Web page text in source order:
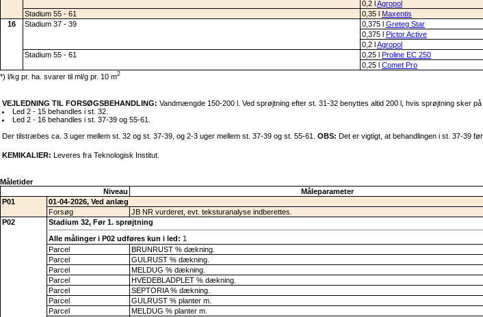
0,2 lAgropol
Stadium 55 - 61
0,35 l Maxentis
16
Stadium 37 - 39 0,375 l Greteg Star
0,375 l Pictor Active
0,2 lAgropol
Stadium 55 - 61
0,25 l Proline EC 250
0,25 l Comet Pro
*) l/kg pr. ha. svarer til ml/g pr. 10 m2
VEJLEDNING TIL FORSØGSBEHANDLING: Vandmængde 150-200 l. Ved sprøjtning efter st. 31-32 benyttes altid 200 l, hvis sprøjtning sker
Led 2 - 15 behandles i st. 32.
Led 2 - 16 behandles i st. 37-39 og 55-61.
Der tilstræbes ca. 3 uger mellem st. 32 og st. 37-39, og 2-3 uger mellem st. 37-39 og st. 55-61. OBS: Det er vigtigt, at behandlingen i st. 37-39
KEMIKALIER: Leveres fra Teknologisk Institut.
Måletider
Niveau
Måleparameter
P01
01-04-2026, Ved anlæg
Forsøg
JB NR vurderet, evt. teksturanalyse indberettes.
P02
Stadium 32, Før 1. sprøjtning
Alle målinger i P02 udføres kun i led: 1
Parcel
BRUNRUST % dækning.
Parcel
GULRUST % dækning.
Parcel
MELDUG % dækning.
Parcel
HVEDEBLADPLET % dækning.
Parcel
SEPTORIA % dækning.
Parcel
GULRUST % planter m.
Parcel
MELDUG % planter m.